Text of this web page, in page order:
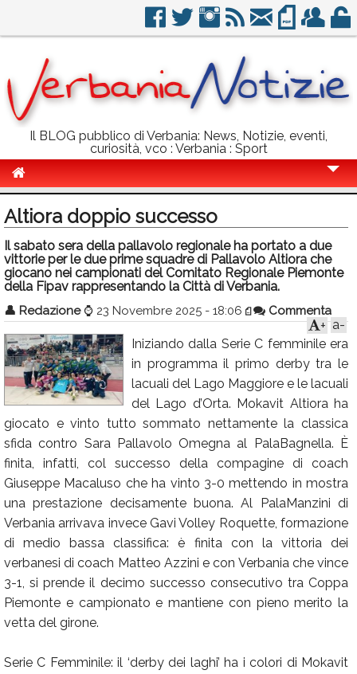
Il BLOG pubblico di Verbania: News, Notizie, eventi,
curiosità, vco : Verbania : Sport
Politica
Sport
Eventi
Info Utili
Rubriche
Calendario
Annunci
Altiora doppio successo
Il sabato sera della pallavolo regionale ha portato a due
vittorie per le due prime squadre di Pallavolo Altiora che
giocano nei campionati del Comitato Regionale Piemonte
della Fipav rappresentando la Città di Verbania.
👤 Redazione ⌚ 23 Novembre 2025 - 18:06 Commenta
a-
+
Iniziando dalla Serie C femminile era
in programma il primo derby tra le
lacuali del Lago Maggiore e le lacuali
del Lago d’Orta. Mokavit Altiora ha
giocato e vinto tutto sommato nettamente la classica
sfida contro Sara Pallavolo Omegna al PalaBagnella. È
finita, infatti, col successo della compagine di coach
Giuseppe Macaluso che ha vinto 3-0 mettendo in mostra
una prestazione decisamente buona. Al PalaManzini di
Verbania arrivava invece Gavi Volley Roquette, formazione
di medio bassa classifica: è finita con la vittoria dei
verbanesi di coach Matteo Azzini e con Verbania che vince
3-1, si prende il decimo successo consecutivo tra Coppa
Piemonte e campionato e mantiene con pieno merito la
vetta del girone.
Serie C Femminile: il ‘derby dei laghi’ ha i colori di Mokavit